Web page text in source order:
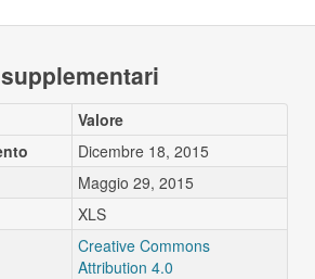
Valore
Dicembre 18, 2015
Maggio 29, 2015
XLS
Creative Commons
Attribution 4.0